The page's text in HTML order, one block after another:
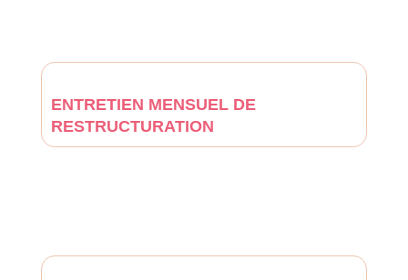
ENTRETIEN MENSUEL DE
RESTRUCTURATION